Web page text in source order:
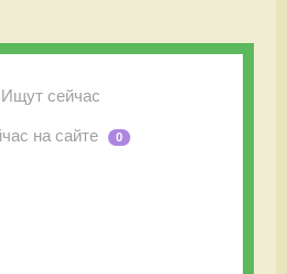
Ищут сейчас
на сайте 0